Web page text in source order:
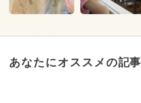
あなたにオススメの記事